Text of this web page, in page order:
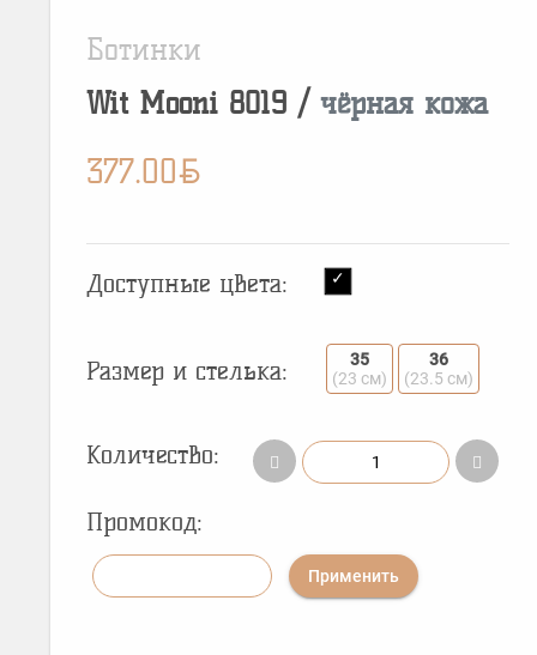
Ботинки
Wit Mooni 8019 / чёрная кожа
377.00BYN
Доступные цвета:
Размер и стелька:
35
(23 см)
36
(23.5 см)
Количество:
Промокод:
Применить